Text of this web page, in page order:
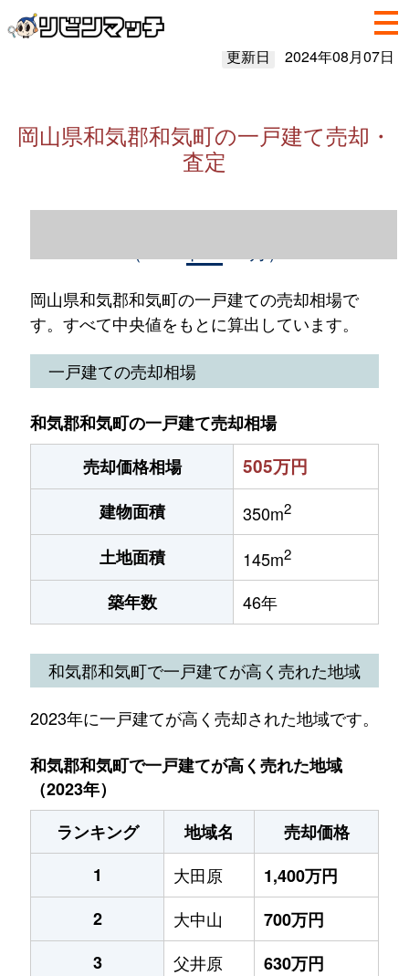
更新日 2024年08月07日
岡山県和気郡和気町の一戸建て売却・
査定
岡山県和気郡和気町の一戸建ての売却相場で
す。すべて中央値をもとに算出しています。
一戸建ての売却相場
和気郡和気町の一戸建て売却相場
売却価格相場
505万円
建物面積 350m2
土地面積 145m2
築年数 46年
和気郡和気町で一戸建てが高く売れた地域
2023年に一戸建てが高く売却された地域です。
和気郡和気町で一戸建てが高く売れた地域
（2023年）
ランキング
地域名
売却価格
1
大田原
1,400万円
2
大中山
700万円
3
父井原
630万円